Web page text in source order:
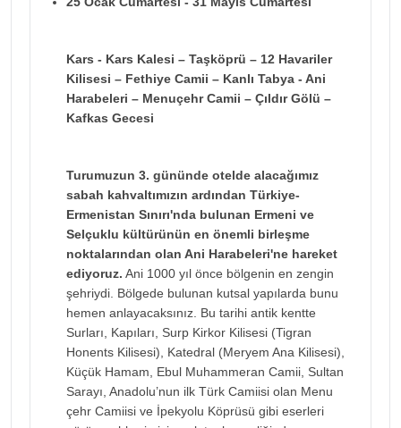
Kars - Kars Kalesi – Taşköprü – 12 Havariler
Kilisesi – Fethiye Camii – Kanlı Tabya - Ani
Harabeleri – Menuçehr Camii – Çıldır Gölü –
Kafkas Gecesi
Turumuzun 3. gününde otelde alacağımız
sabah kahvaltımızın ardından Türkiye-
Ermenistan Sınırı'nda bulunan Ermeni ve
Selçuklu kültürünün en önemli birleşme
noktalarından olan Ani Harabeleri'ne hareket
ediyoruz. Ani 1000 yıl önce bölgenin en zengin
şehriydi. Bölgede bulunan kutsal yapılarda bunu
hemen anlayacaksınız. Bu tarihi antik kentte
Surları, Kapıları, Surp Kirkor Kilisesi (Tigran
Honents Kilisesi), Katedral (Meryem Ana Kilisesi),
Küçük Hamam, Ebul Muhammeran Camii, Sultan
Sarayı, Anadolu’nun ilk Türk Camiisi olan Menu
çehr Camiisi ve İpekyolu Köprüsü gibi eserleri